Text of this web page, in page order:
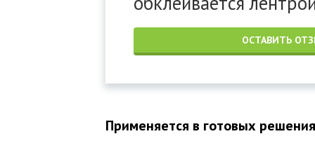
ОСТАВИТЬ
Применяется в готовых